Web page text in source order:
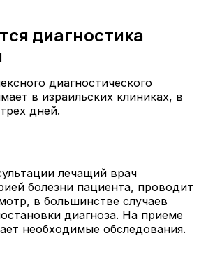
диагностика
диагностического
в израильских клиниках, в
дней.
лечащий врач
болезни пациента, проводит
в большинстве случаев
диагноза. На приеме
необходимые обследования.